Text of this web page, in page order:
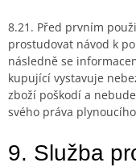
8.21. Před prvním
prostudovat návod k
následně se
kupující vystavuje
zboží poškodí a
svého práva
9. Služba